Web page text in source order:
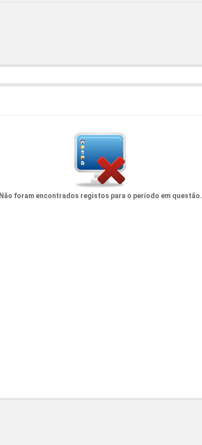
Não foram encontrados registos para o período em questão.